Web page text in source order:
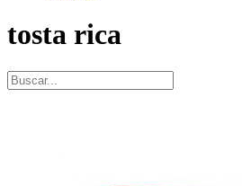
tosta rica